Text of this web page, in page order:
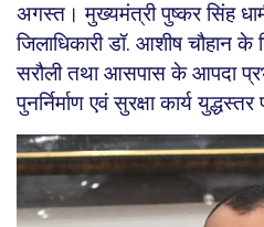
अगस्त। मुख्यमंत्री पुष्कर सिंह
जिलाधिकारी डॉ. आशीष चौहान के
सरौली तथा आसपास के आपदा
पुनर्निर्माण एवं सुरक्षा कार्य